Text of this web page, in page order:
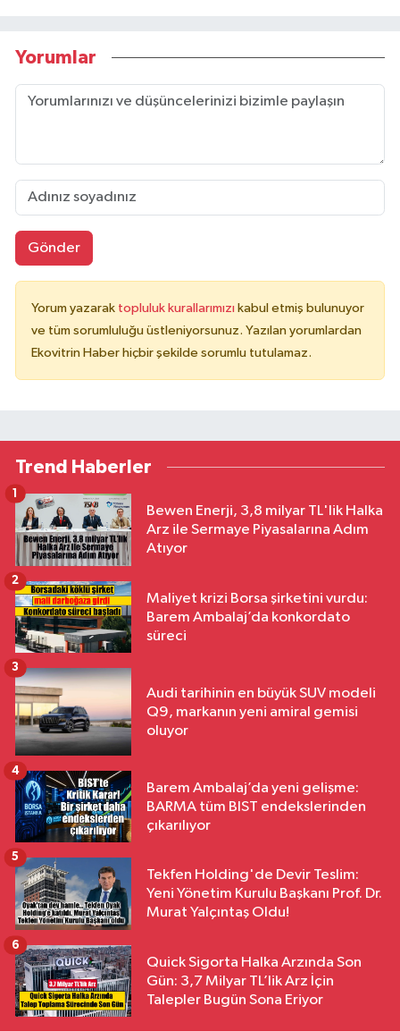
Yorumlar
Gönder
Yorum yazarak topluluk kurallarımızı kabul etmiş bulunuyor
ve tüm sorumluluğu üstleniyorsunuz. Yazılan yorumlardan
Ekovitrin Haber hiçbir şekilde sorumlu tutulamaz.
Trend Haberler
Bewen Enerji, 3,8 milyar TL'lik Halka
Arz ile Sermaye Piyasalarına Adım
Atıyor
1
Maliyet krizi Borsa şirketini vurdu:
Barem Ambalaj’da konkordato
süreci
2
Audi tarihinin en büyük SUV modeli
Q9, markanın yeni amiral gemisi
oluyor
3
Barem Ambalaj’da yeni gelişme:
BARMA tüm BIST endekslerinden
çıkarılıyor
4
Tekfen Holding'de Devir Teslim:
Yeni Yönetim Kurulu Başkanı Prof. Dr.
Murat Yalçıntaş Oldu!
5
Quick Sigorta Halka Arzında Son
Gün: 3,7 Milyar TL’lik Arz İçin
Talepler Bugün Sona Eriyor
6